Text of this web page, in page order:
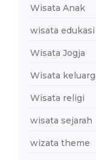
Wisata Anak
wisata edukasi
Wisata Jogja
Wisata
Wisata religi
wisata sejarah
wizata theme